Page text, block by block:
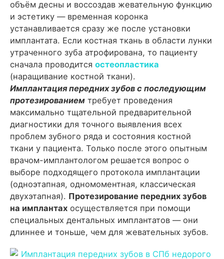
объём десны и воссоздав жевательную функцию
и эстетику — временная коронка
устанавливается сразу же после установки
имплантата. Если костная ткань в области лунки
утраченного зуба атрофирована, то пациенту
сначала проводится остеопластика
(наращивание костной ткани).
Имплантация передних зубов с последующим
протезированием требует проведения
максимально тщательной предварительной
диагностики для точного выявления всех
проблем зубного ряда и состояния костной
ткани у пациента. Только после этого опытным
врачом-имплантологом решается вопрос о
выборе подходящего протокола имплантации
(одноэтапная, одномоментная, классическая
двухэтапная). Протезирование передних зубов
на имплантах осуществляется при помощи
специальных дентальных имплантатов — они
длиннее и тоньше, чем для жевательных зубов.